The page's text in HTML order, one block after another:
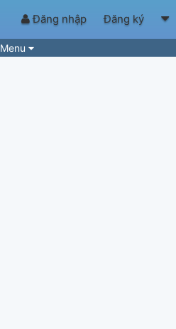
Đăng nhập Đăng ký
Menu